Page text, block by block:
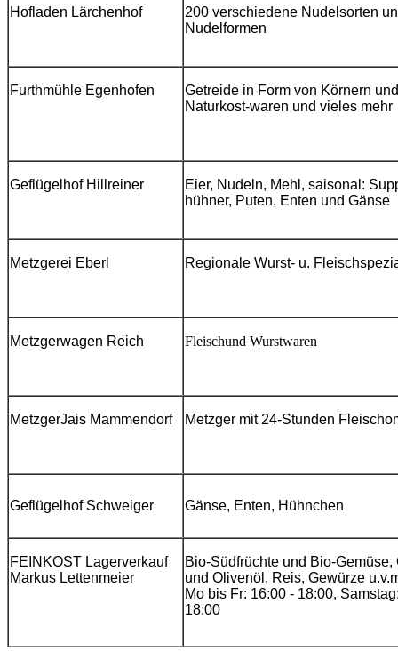
Hofladen Lärchenhof 200 verschiedene Nudelsorten
Nudelformen
Furthmühle Egenhofen
Getreide in Form von Körnern
Naturkost-waren und vieles mehr
Geflügelhof Hillreiner Eier, Nudeln, Mehl, saisonal:
hühner, Puten, Enten und Gänse
Metzgerei Eberl Regionale Wurst- u.
Metzgerwagen Reich Fleischund Wurstwaren
MetzgerJais Mammendorf Metzger mit 24-Stunden
Geflügelhof Schweiger Gänse, Enten, Hühnchen
FEINKOST Lagerverkauf
Markus Lettenmeier
Bio-Südfrüchte und Bio-Gemüse,
und Olivenöl, Reis, Gewürze
Mo bis Fr: 16:00 - 18:00,
18:00